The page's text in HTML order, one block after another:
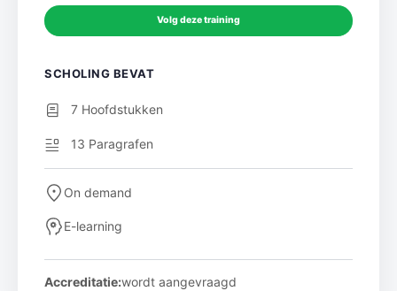
Volg deze training
SCHOLING BEVAT
7 Hoofdstukken
13 Paragrafen
On demand
E-learning
Accreditatie:wordt aangevraagd